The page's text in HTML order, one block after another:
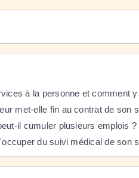
à la personne et comment
met-elle fin au contrat de son
il cumuler plusieurs emplois ?
du suivi médical de son